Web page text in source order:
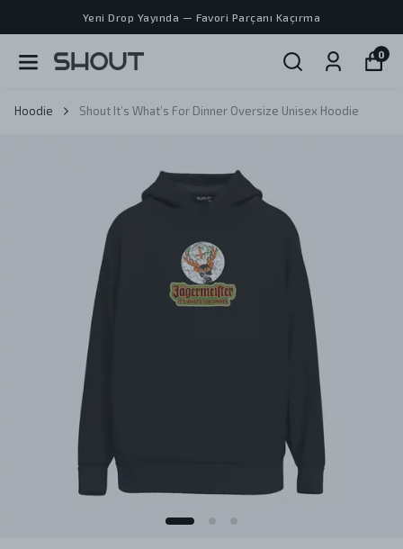
Yeni Drop Yayında — Favori Parçanı Kaçırma
0
Hoodie Shout It’s What’s For Dinner Oversize Unisex Hoodie